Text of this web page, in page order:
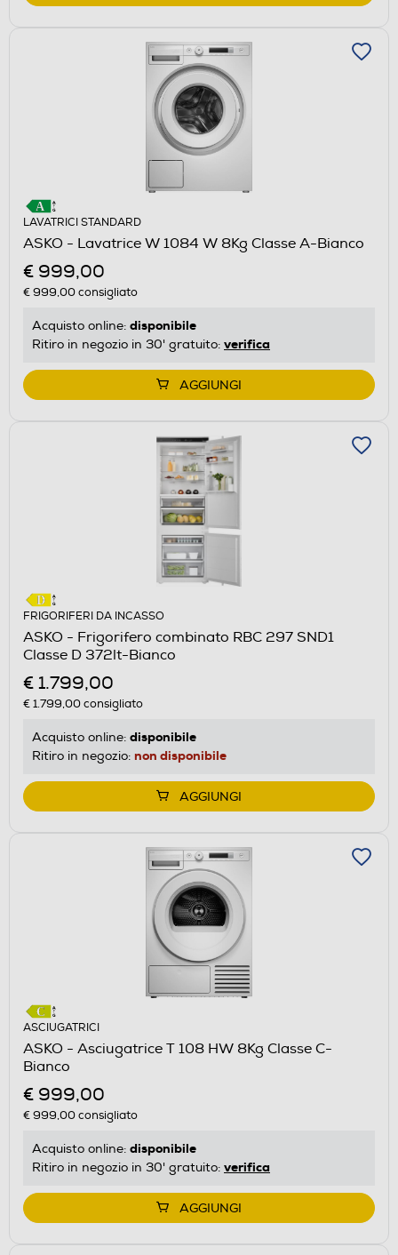
LAVATRICI STANDARD
ASKO - Lavatrice W 1084 W 8Kg Classe A-Bianco
€ 999,00
€ 999,00consigliato
Acquisto online: disponibile
Ritiro in negozio in 30' gratuito: verifica
AGGIUNGI
FRIGORIFERI DA INCASSO
ASKO - Frigorifero combinato RBC 297 SND1
Classe D 372lt-Bianco
€ 1.799,00
€ 1.799,00consigliato
Acquisto online: disponibile
Ritiro in negozio: non disponibile
AGGIUNGI
ASCIUGATRICI
ASKO - Asciugatrice T 108 HW 8Kg Classe C-
Bianco
€ 999,00
€ 999,00consigliato
Acquisto online: disponibile
Ritiro in negozio in 30' gratuito: verifica
AGGIUNGI